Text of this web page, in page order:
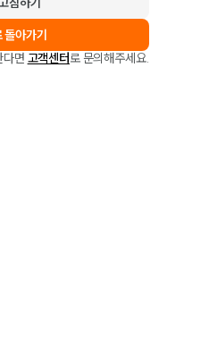
돌아가기
다면 고객센터로 문의해주세요.